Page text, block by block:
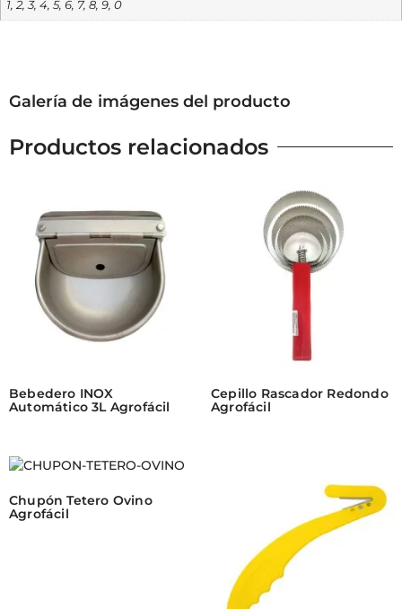
1, 2, 3, 4, 5, 6, 7, 8, 9, 0
Galería de imágenes del producto
Productos relacionados
Bebedero INOX
Automático 3L Agrofácil
Cepillo Rascador Redondo
Agrofácil
Chupón Tetero Ovino
Agrofácil